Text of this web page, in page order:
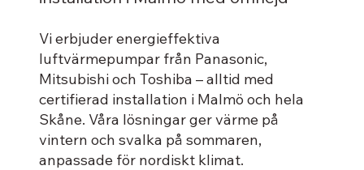
Vi erbjuder energieffektiva
luftvärmepumpar från Panasonic,
Mitsubishi och Toshiba – alltid med
certifierad installation i Malmö och hela
Skåne. Våra lösningar ger värme på
vintern och svalka på sommaren,
anpassade för nordiskt klimat.